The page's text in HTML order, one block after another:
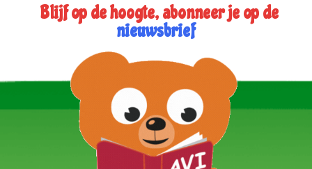
Blijf op de hoogte, abonneer je op de
nieuwsbrief